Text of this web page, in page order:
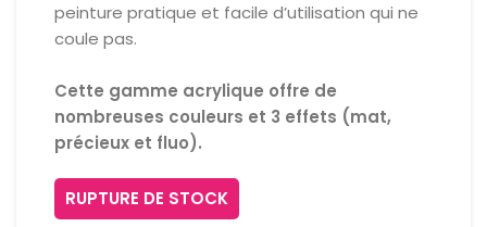
peinture pratique et facile d’utilisation qui ne
coule pas.
Cette gamme acrylique offre de
nombreuses couleurs et 3 effets (mat,
précieux et fluo).
RUPTURE DE STOCK